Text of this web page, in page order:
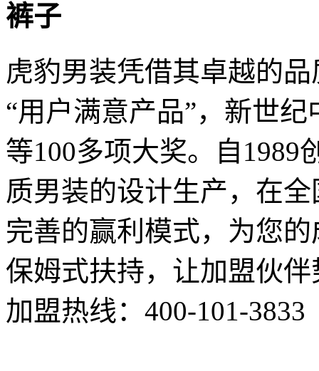
裤子
虎豹男装凭借其卓越的
“用户满意产品”，新世
等100多项大奖。自1989
质男装的设计生产，在
完善的赢利模式，为您
保姆式扶持，让加盟伙
加盟热线： 400-101-3833